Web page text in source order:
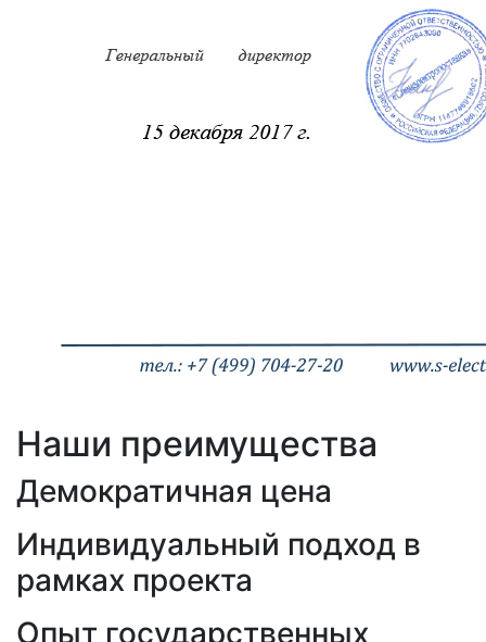
Наши преимущества
Демократичная цена
Индивидуальный подход в
рамках проекта
Опыт государственных